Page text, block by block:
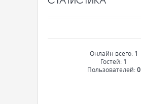
Онлайн всего: 1
Гостей: 1
Пользователей:0